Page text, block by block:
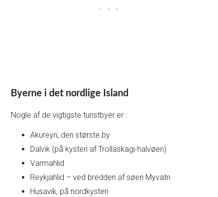
Byerne i det nordlige Island
Nogle af de vigtigste turistbyer er :
Akureyri, den største by
Dalvik (på kysten af Trollaskagi-halvøen)
Varmahlid
Reykjahlid – ved bredden af søen Myvatn
Husavik, på nordkysten